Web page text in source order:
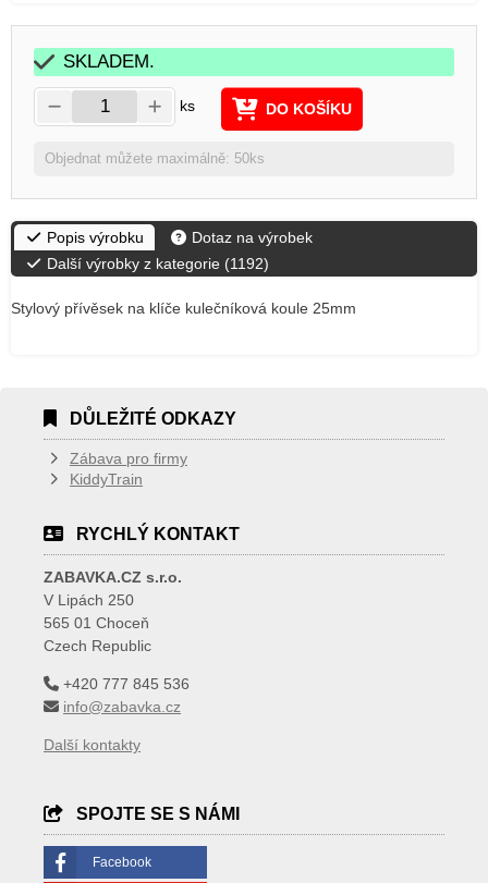
SKLADEM.
ks DO KOŠÍKU
Objednat můžete maximálně: 50ks
Popis výrobku
Dotaz na výrobek
Další výrobky z kategorie (1192)
Stylový přívěsek na klíče kulečníková koule 25mm
DŮLEŽITÉ ODKAZY
Zábava pro firmy
KiddyTrain
RYCHLÝ KONTAKT
ZABAVKA.CZ s.r.o.
V Lipách 250
565 01 Choceň
Czech Republic
+420 777 845 536
info@zabavka.cz
Další kontakty
SPOJTE SE S NÁMI
Facebook